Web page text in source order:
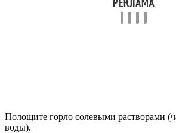
Полощите горло солевыми растворами
воды).